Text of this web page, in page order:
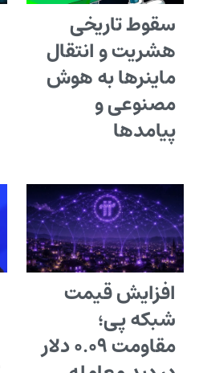
سقوط تاریخی
هشریت و انتقال
ماینرها به هوش
مصنوعی و
پیامدها
افزایش قیمت
شبکه پی؛
مقاومت ۰.۰۹ دلار